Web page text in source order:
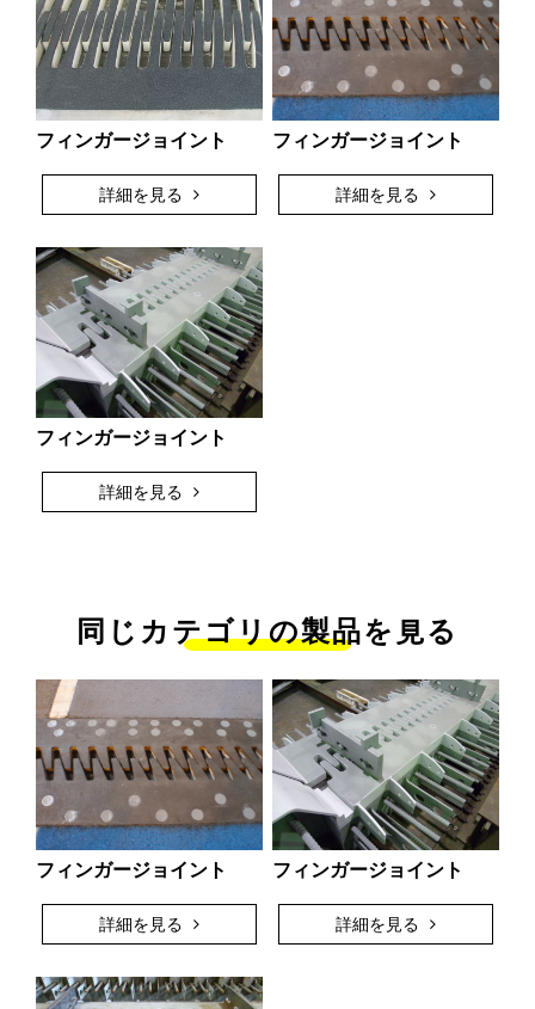
フィンガージョイント
詳細を見る
フィンガージョイント
詳細を見る
フィンガージョイント
詳細を見る
同じカテゴリの製品を見る
フィンガージョイント
詳細を見る
フィンガージョイント
詳細を見る